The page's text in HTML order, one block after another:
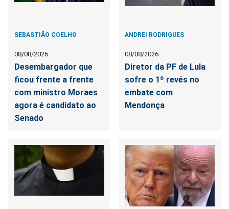
SEBASTIÃO COELHO
08/08/2026
Desembargador que
ficou frente a frente
com ministro Moraes
agora é candidato ao
Senado
ANDREI RODRIGUES
08/08/2026
Diretor da PF de Lula
sofre o 1º revés no
embate com
Mendonça